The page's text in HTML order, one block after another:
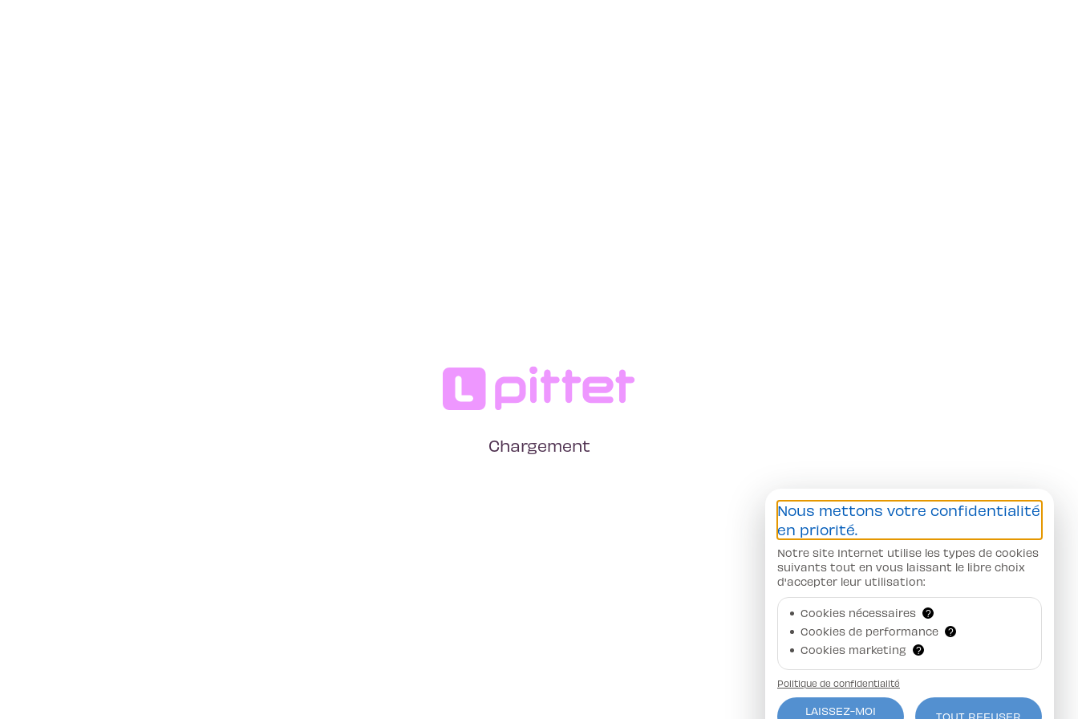
Chargement
Nous mettons votre confidentialité
en priorité.
Notre site Internet utilise les types de cookies
suivants tout en vous laissant le libre choix
d'accepter leur utilisation:
Cookies nécessaires ?
Cookies de performance ?
Cookies marketing ?
Politique de confidentialité
LAISSEZ-MOI
TOUT REFUSER